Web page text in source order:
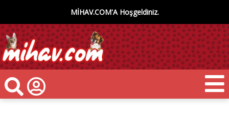
MİHAV.COM'A Hoşgeldiniz.